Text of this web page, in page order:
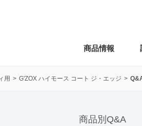
商品情報
用 G'ZOX ハイモース コート ジ・エッジ
商品別Q&A